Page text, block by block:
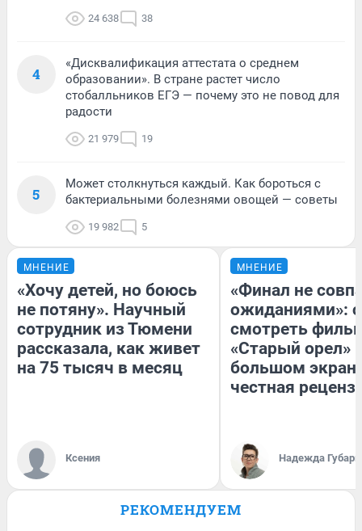
24 638 38
4
«Дисквалификация аттестата о среднем
образовании». В стране растет число
стобалльников ЕГЭ — почему это не повод для
радости
21 979 19
5
Может столкнуться каждый. Как бороться с
бактериальными болезнями овощей — советы
19 982 5
МНЕНИЕ
«Хочу детей, но боюсь
не потяну». Научный
сотрудник из Тюмени
рассказала, как живет
на 75 тысяч в месяц
Ксения
МНЕНИЕ
«Финал не
ожиданиями»:
смотреть
«Старый орел»
большом
честная
Надежда Губарь
РЕКОМЕНДУЕМ